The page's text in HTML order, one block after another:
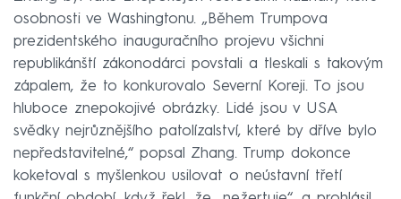
osobnosti ve Washingtonu. „Během Trumpova
prezidentského inauguračního projevu všichni
republikánští zákonodárci povstali a tleskali s takovým
zápalem, že to konkurovalo Severní Koreji. To jsou
hluboce znepokojivé obrázky. Lidé jsou v USA
svědky nejrůznějšího patolízalství, které by dříve bylo
nepředstavitelné,“ popsal Zhang. Trump dokonce
koketoval s myšlenkou usilovat o neústavní třetí